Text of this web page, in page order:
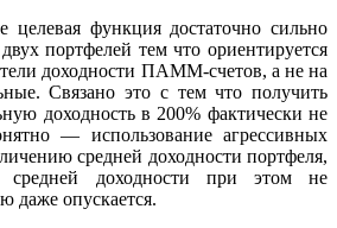
целевая функция достаточно сильно
портфелей тем что ориентируется
доходности ПАММ-счетов, а не на
Связано это с тем что получить
доходность в 200% фактически не
— использование агрессивных
средней доходности портфеля,
доходности при этом не
даже опускается.